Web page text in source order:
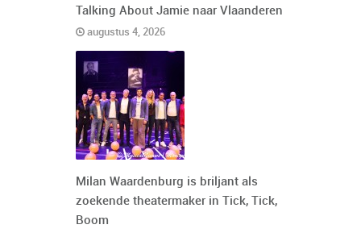
Talking About Jamie naar Vlaanderen
augustus 4, 2026
Milan Waardenburg is briljant als
zoekende theatermaker in Tick, Tick,
Boom